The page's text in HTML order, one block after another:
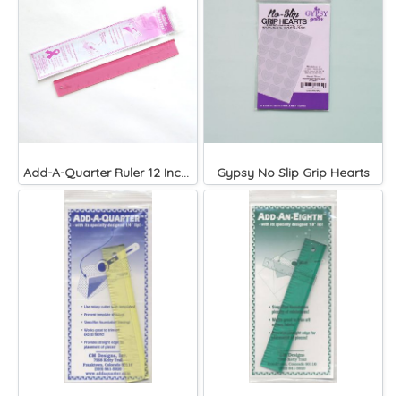
Add-A-Quarter Ruler 12 Inches ไม้บรรทัด Paper Pieicng Gypsy No Slip Grip Hearts